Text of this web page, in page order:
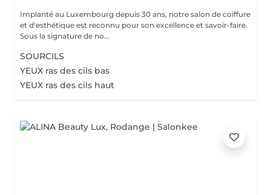
Implanté au Luxembourg depuis 30 ans, notre salon de coiffure
et d'esthétique est reconnu pour son excellence et savoir-faire.
Sous la signature de no...
SOURCILS
YEUX ras des cils bas
YEUX ras des cils haut